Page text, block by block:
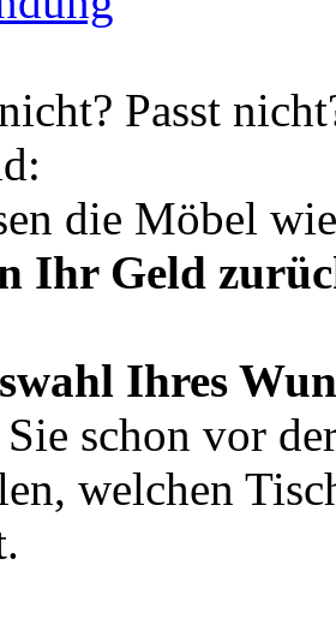
Passt
die Möbel
Ihr Geld
Ihres
schon vor
welchen